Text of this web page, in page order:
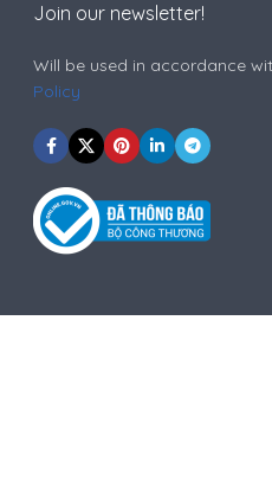
Join our newsletter!
Will be used in accordance
Policy